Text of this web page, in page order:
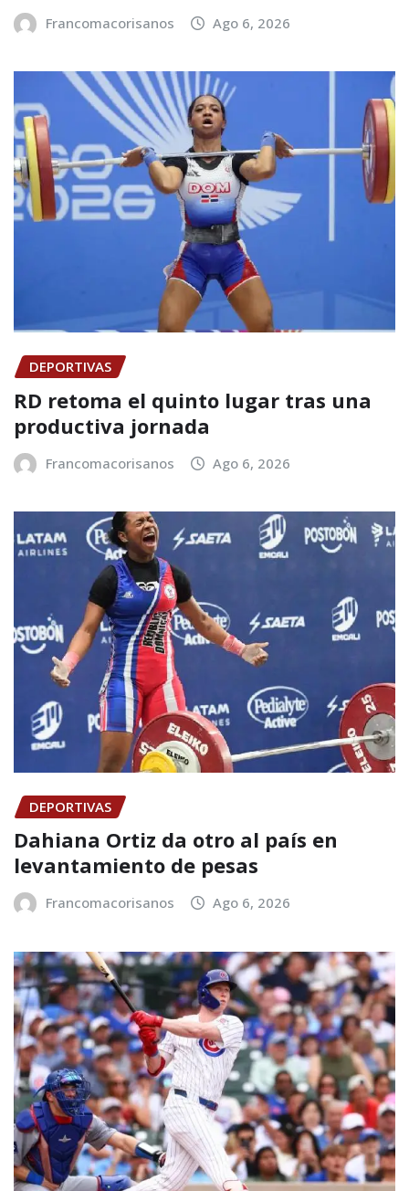
Francomacorisanos Ago 6, 2026
DEPORTIVAS
RD retoma el quinto lugar tras una
productiva jornada
Francomacorisanos Ago 6, 2026
DEPORTIVAS
Dahiana Ortiz da otro al país en
levantamiento de pesas
Francomacorisanos Ago 6, 2026